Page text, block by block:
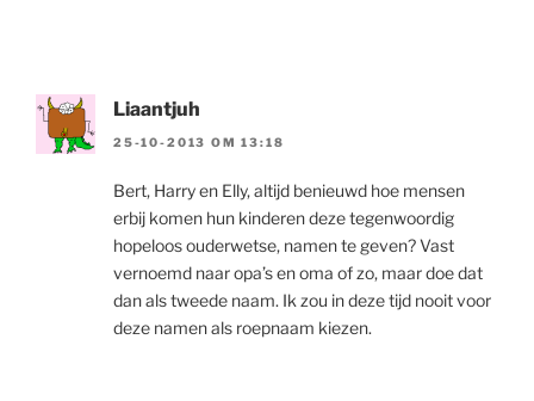
Liaantjuh
25-10-2013 OM 13:18
Bert, Harry en Elly, altijd benieuwd hoe mensen
erbij komen hun kinderen deze tegenwoordig
hopeloos ouderwetse, namen te geven? Vast
vernoemd naar opa’s en oma of zo, maar doe dat
dan als tweede naam. Ik zou in deze tijd nooit voor
deze namen als roepnaam kiezen.